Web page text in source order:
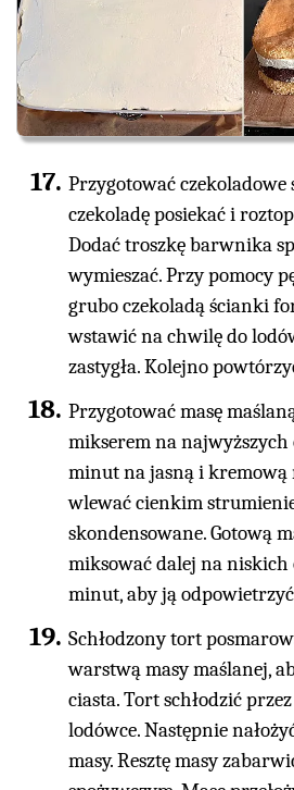
Przygotować czekoladowe
czekoladę posiekać i
Dodać troszkę barwnika
wymieszać. Przy pomocy
grubo czekoladą ścianki
wstawić na chwilę do
zastygła. Kolejno
Przygotować masę
mikserem na najwyższych
minut na jasną i kremową
wlewać cienkim
skondensowane. Gotową
miksować dalej na niskich
minut, aby ją
Schłodzony tort
warstwą masy maślanej,
ciasta. Tort schłodzić
lodówce. Następnie
masy. Resztę masy